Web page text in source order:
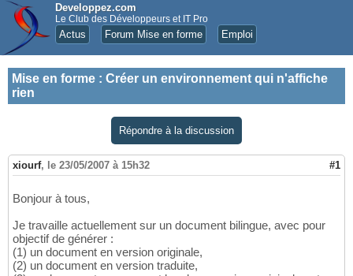
Developpez.com
Le Club des Développeurs et IT Pro
Actus Forum Mise en forme Emploi
Mise en forme : Créer un environnement qui n'affiche
rien
Répondre à la discussion
xiourf, le 23/05/2007 à 15h32 #1
Bonjour à tous,
Je travaille actuellement sur un document bilingue, avec pour
objectif de générer :
(1) un document en version originale,
(2) un document en version traduite,